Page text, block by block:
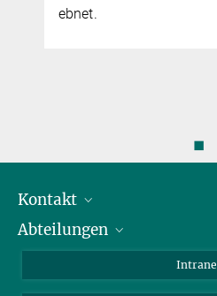
ebnet.
◼
Kontakt
Mitarbeiterverzeichnis
Abteilungen